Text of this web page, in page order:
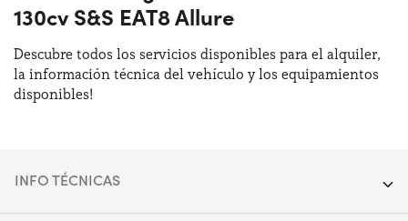
130cv S&S EAT8 Allure
Descubre todos los servicios disponibles para el alquiler,
la información técnica del vehículo y los equipamientos
disponibles!
INFO TÉCNICAS